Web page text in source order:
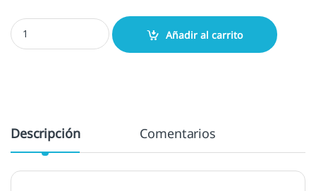
Shiny S829D - 63x39 mm. cantidad
Añadir al carrito
Descripción Comentarios